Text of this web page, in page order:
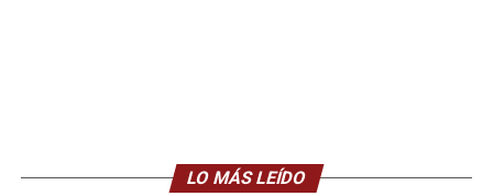
LO MÁS LEÍDO